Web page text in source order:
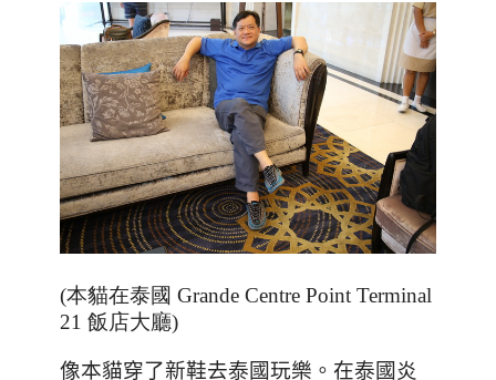
(本貓在泰國 Grande Centre Point Terminal
21 飯店大廳)
像本貓穿了新鞋去泰國玩樂。在泰國炎